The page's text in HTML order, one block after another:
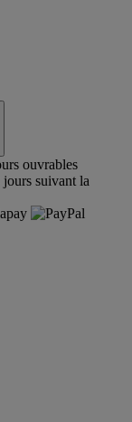
ouvrables
jours suivant la